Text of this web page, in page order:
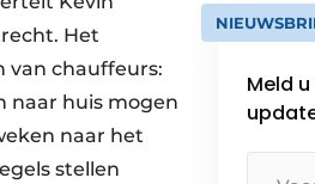
Het
van chauffeurs:
naar huis mogen
naar het
stellen
Meld